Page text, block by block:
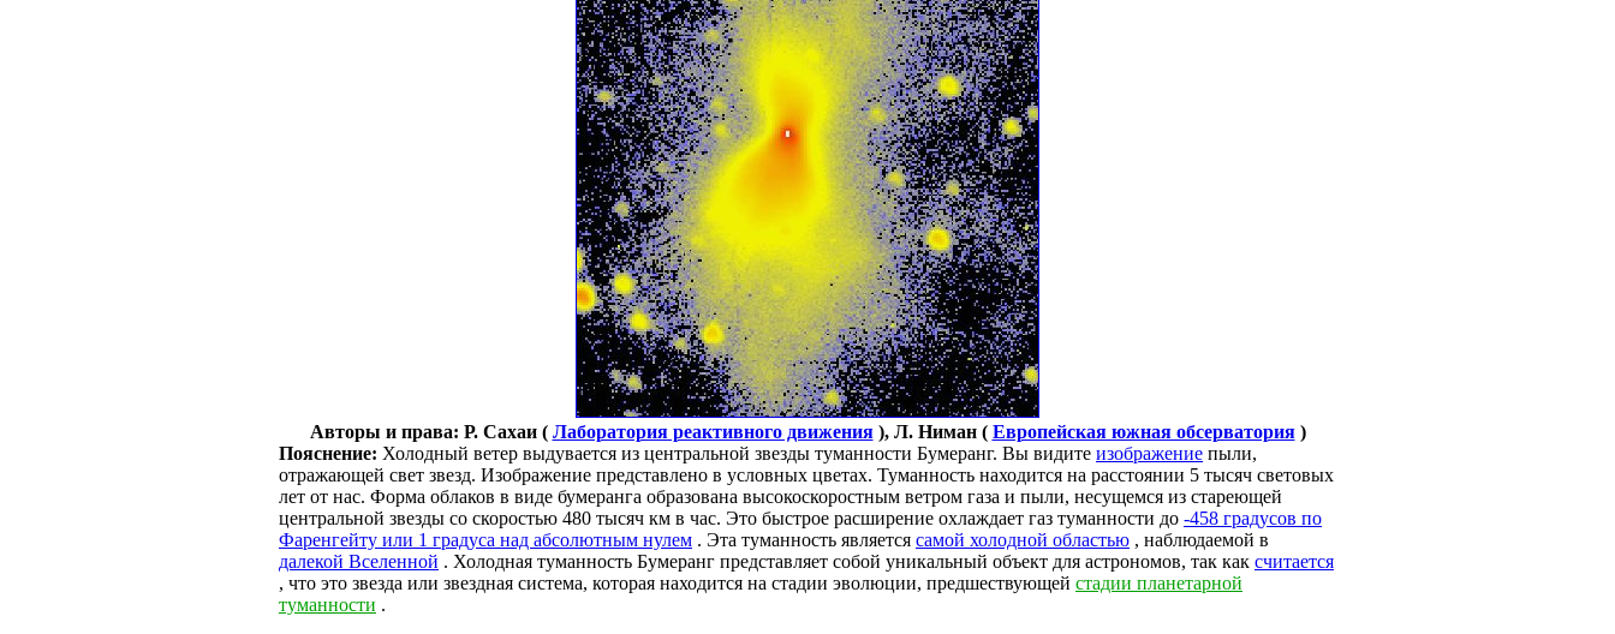
Авторы и права: Р. Сахаи ( Лаборатория реактивного движения), Л. Ниман ( Европейская южная обсерватория)
Пояснение: Холодный ветер выдувается из центральной звезды туманности Бумеранг. Вы видите изображение пыли,
отражающей свет звезд. Изображение представлено в условных цветах. Туманность находится на расстоянии 5 тысяч световых
лет от нас. Форма облаков в виде бумеранга образована высокоскоростным ветром газа и пыли, несущемся из стареющей
центральной звезды со скоростью 480 тысяч км в час. Это быстрое расширение охлаждает газ туманности до -458 градусов по
Фаренгейту или 1 градуса над абсолютным нулем . Эта туманность является самой холодной областью , наблюдаемой в
далекой Вселенной . Холодная туманность Бумеранг представляет собой уникальный объект для астрономов, так как считается
, что это звезда или звездная система, которая находится на стадии эволюции, предшествующей стадии планетарной
туманности .